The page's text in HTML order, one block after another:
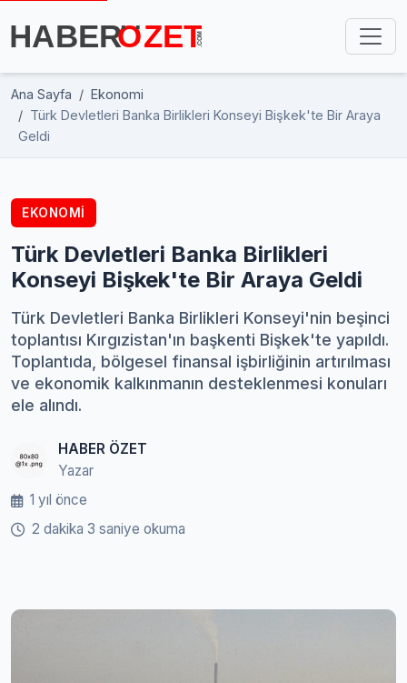
Ana Sayfa
Ekonomi
Türk Devletleri Banka Birlikleri Konseyi Bişkek'te Bir Araya
Geldi
EKONOMI
Türk Devletleri Banka Birlikleri
Konseyi Bişkek'te Bir Araya Geldi
Türk Devletleri Banka Birlikleri Konseyi'nin beşinci
toplantısı Kırgızistan'ın başkenti Bişkek'te yapıldı.
Toplantıda, bölgesel finansal işbirliğinin artırılması
ve ekonomik kalkınmanın desteklenmesi konuları
ele alındı.
HABER ÖZET
Yazar
1 yıl önce
2 dakika 3 saniye okuma